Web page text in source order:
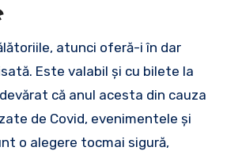
atunci oferă-i în dar
Este valabil și cu bilete la
că anul acesta din cauza
de Covid, evenimentele și
o alegere tocmai sigură,